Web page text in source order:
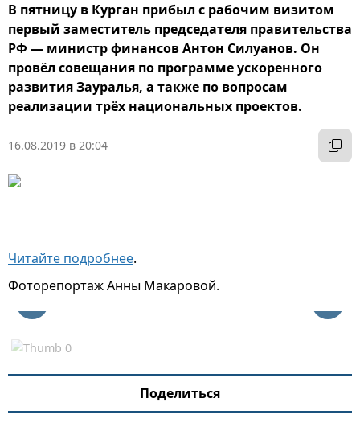
В пятницу в Курган прибыл с рабочим визитом
первый заместитель председателя правительства
РФ — министр финансов Антон Силуанов. Он
провёл совещания по программе ускоренного
развития Зауралья, а также по вопросам
реализации трёх национальных проектов.
16.08.2019 в 20:04
Читайте подробнее.
Фоторепортаж Анны Макаровой.
Поделиться